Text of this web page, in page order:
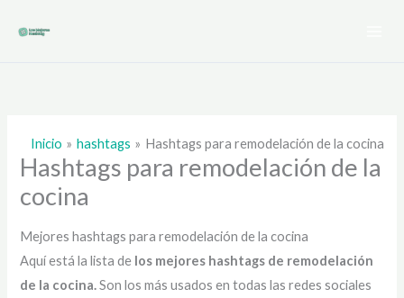
Inicio hashtags Hashtags para remodelación de la cocina
Hashtags para remodelación de la
cocina
Mejores hashtags para remodelación de la cocina
Aquí está la lista de los mejores hashtags de remodelación
de la cocina.Son los más usados en todas las redes sociales